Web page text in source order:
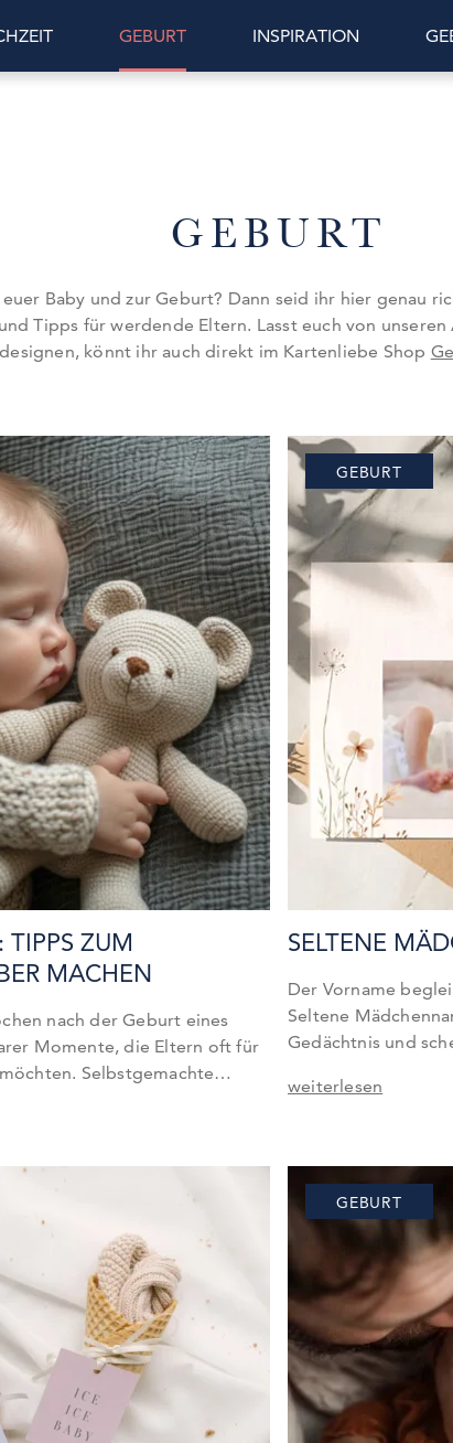
GEBURT INSPIRATION
GEBURT
Baby und zur Geburt? Dann seid ihr hier genau
Tipps für werdende Eltern. Lasst euch von
könnt ihr auch direkt im Kartenliebe Shop
ZUM
MACHEN
nach der Geburt eines
Momente, die Eltern oft für
Selbstgemachte
Babyshooting – sie
Geschichte zu erzählen.
SELTENE
Der Vorname
Seltene
Gedächtnis und
Mädchennamen in
besonders, da sie
weiterlesen
GEBURT
GEBURT